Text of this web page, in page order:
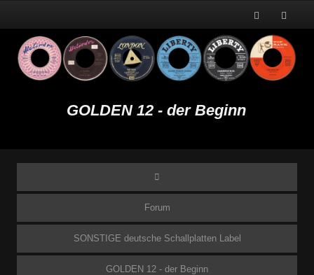
GOLDEN 12 - der Beginn
Forum
SONSTIGE deutsche Schallplatten Label
GOLDEN 12 - der Beginn